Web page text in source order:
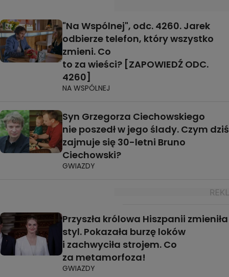
"Na Wspólnej", odc. 4260. Jarek
odbierze telefon, który wszystko
zmieni. Co
to za wieści? [ZAPOWIEDŹ ODC.
4260]
NA WSPÓLNEJ
Syn Grzegorza Ciechowskiego
nie poszedł w jego ślady. Czym dziś
zajmuje się 30-letni Bruno
Ciechowski?
GWIAZDY
Przyszła królowa Hiszpanii zmieniła
styl. Pokazała burzę loków
i zachwyciła strojem. Co
za metamorfoza!
GWIAZDY